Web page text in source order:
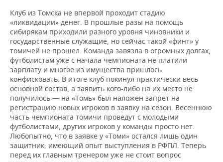
Клуб из Томска не впервой проходит стадию
«ликвидации» денег. В прошлые разы на помощь
сибирякам приходили разного уровня чиновники и
государственные служащие, но сейчас такой «финт» у
томичей не прошел. Команда завязла в огромных долгах,
футболистам уже с начала чемпионата не платили
зарплату и многое из имущества пришлось
конфисковать. В итоге клуб покинул практически весь
основной состав, а заявить кого-либо на их место не
получилось — на «Томь» был наложен запрет на
регистрацию новых игроков в заявку на сезон. Весеннюю
часть чемпионата томичи проведут с молодыми
футболистами, других игроков у команды просто нет.
Любопытно, что в заявке у «Томи» остался лишь один
защитник, имеющий опыт выступления в РФПЛ. Теперь
перед их главным тренером уже не стоит вопрос